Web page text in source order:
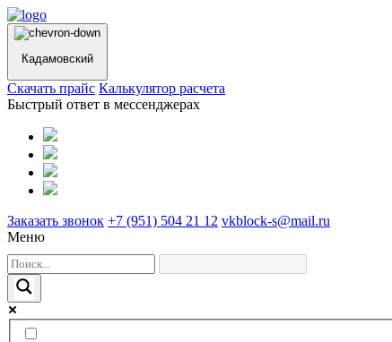
Кадамовский
Cкачать прайс Калькулятор расчета
Быстрый ответ в мессенджерах
Заказать звонок +7 (951) 504 21 12 vkblock-s@mail.ru
Меню